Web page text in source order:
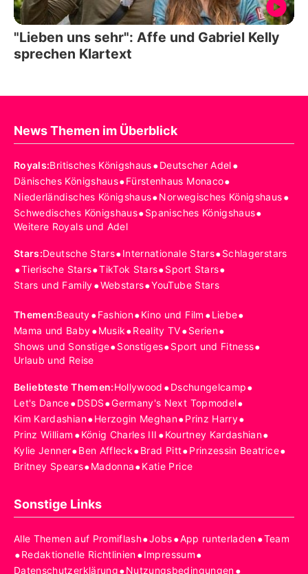
"Lieben uns sehr": Affe und Gabriel Kelly
sprechen Klartext
News Themen im Überblick
Royals:Britisches Königshaus•Deutscher Adel•
Dänisches Königshaus•Fürstenhaus Monaco•
Niederländisches Königshaus•Norwegisches Königshaus•
Schwedisches Königshaus•Spanisches Königshaus•
Weitere Royals und Adel
Stars:Deutsche Stars•Internationale Stars•Schlagerstars
•Tierische Stars•TikTok Stars•Sport Stars•
Stars und Family•Webstars•YouTube Stars
Themen:Beauty•Fashion•Kino und Film •Liebe•
Mama und Baby•Musik•Reality TV•Serien•
Shows und Sonstige•Sonstiges•Sport und Fitness•
Urlaub und Reise
Beliebteste Themen:Hollywood •Dschungelcamp•
Let's Dance•DSDS•Germany's Next Topmodel•
Kim Kardashian•Herzogin Meghan•Prinz Harry•
Prinz William •König Charles III •Kourtney Kardashian•
Kylie Jenner•Ben Affleck•Brad Pitt•Prinzessin Beatrice•
Britney Spears•Madonna•Katie Price
Sonstige Links
Alle Themen auf Promiflash•Jobs•App runterladen•Team
•Redaktionelle Richtlinien•Impressum•
Datenschutzerklärung Nutzungsbedingungen